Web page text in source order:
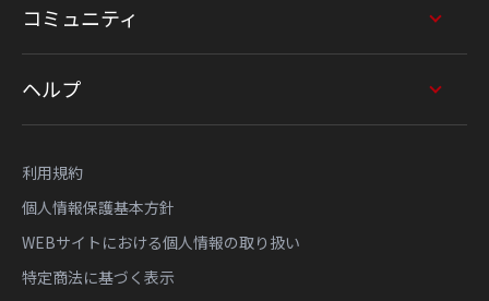
コミュニティ
ヘルプ
利用規約
個人情報保護基本方針
WEBサイトにおける個人情報の取り扱い
特定商法に基づく表示